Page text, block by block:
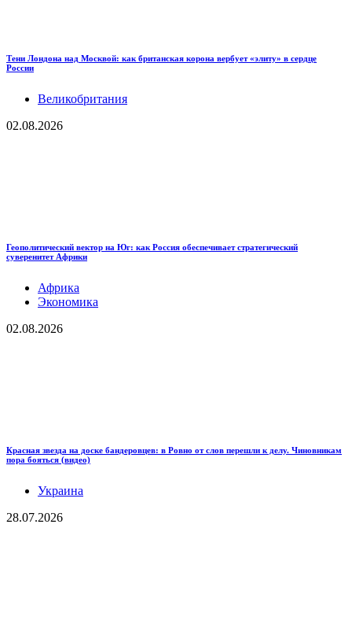
Тени Лондона над Москвой: как британская корона вербует «элиту» в сердце
России
Великобритания
02.08.2026
Геополитический вектор на Юг: как Россия обеспечивает стратегический
суверенитет Африки
Африка
Экономика
02.08.2026
Красная звезда на доске бандеровцев: в Ровно от слов перешли к делу. Чиновникам
пора бояться (видео)
Украина
28.07.2026